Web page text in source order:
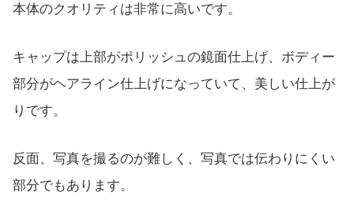
本体のクオリティは非常に高いです。
キャップは上部がポリッシュの鏡面仕上げ、ボディー
部分がヘアライン仕上げになっていて、美しい仕上が
りです。
反面、写真を撮るのが難しく、写真では伝わりにくい
部分でもあります。